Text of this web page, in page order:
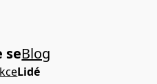
seBlog
Lidé